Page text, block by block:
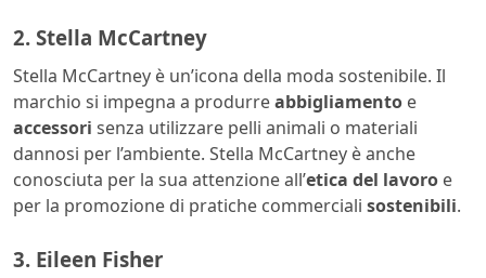
2. Stella McCartney
Stella McCartney è un’icona della moda sostenibile. Il
marchio si impegna a produrreabbigliamento e
accessori senza utilizzare pelli animali o materiali
dannosi per l’ambiente. Stella McCartney è anche
conosciuta per la sua attenzione all’etica del lavoro e
per la promozione di pratiche commerciali sostenibili.
3. Eileen Fisher